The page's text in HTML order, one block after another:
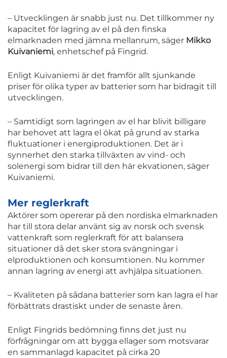
– Utvecklingen är snabb just nu. Det tillkommer ny
kapacitet för lagring av el på den finska
elmarknaden med jämna mellanrum, säger Mikko
Kuivaniemi, enhetschef på Fingrid.
Enligt Kuivaniemi är det framför allt sjunkande
priser för olika typer av batterier som har bidragit till
utvecklingen.
– Samtidigt som lagringen av el har blivit billigare
har behovet att lagra el ökat på grund av starka
fluktuationer i energiproduktionen. Det är i
synnerhet den starka tillväxten av vind- och
solenergi som bidrar till den här ekvationen, säger
Kuivaniemi.
Mer reglerkraft
Aktörer som opererar på den nordiska elmarknaden
har till stora delar använt sig av norsk och svensk
vattenkraft som reglerkraft för att balansera
situationer då det sker stora svängningar i
elproduktionen och konsumtionen. Nu kommer
annan lagring av energi att avhjälpa situationen.
– Kvaliteten på sådana batterier som kan lagra el har
förbättrats drastiskt under de senaste åren.
Enligt Fingrids bedömning finns det just nu
förfrågningar om att bygga ellager som motsvarar
en sammanlagd kapacitet på cirka 20